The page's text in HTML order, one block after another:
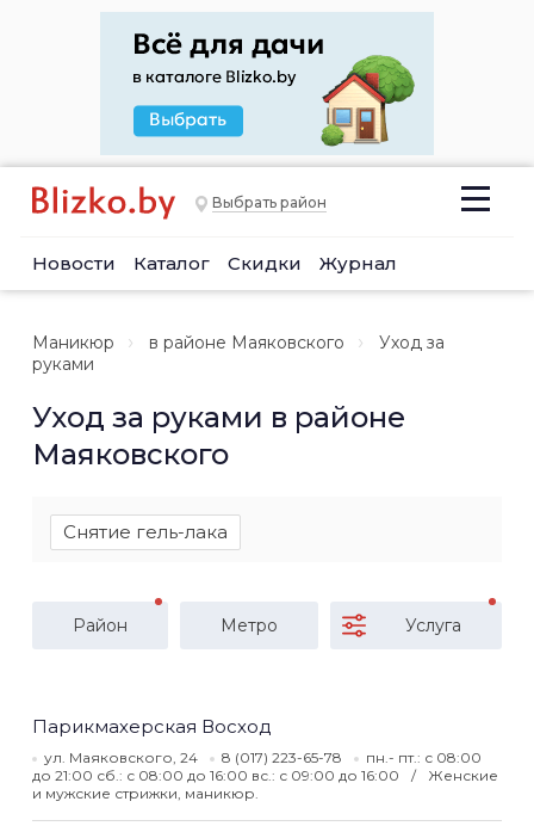
Выбрать район
Новости Каталог Скидки Журнал
Маникюр в районе Маяковского
Уход за
руками
Уход за руками в районе
Маяковского
Снятие гель-лака
Район Метро Услуга
Парикмахерская Восход
ул. Маяковского, 24 8 (017) 223-65-78
пн.- пт.: с 08:00
до 21:00 сб.: с 08:00 до 16:00 вс.: с 09:00 до 16:00
Женские
и мужские стрижки, маникюр.